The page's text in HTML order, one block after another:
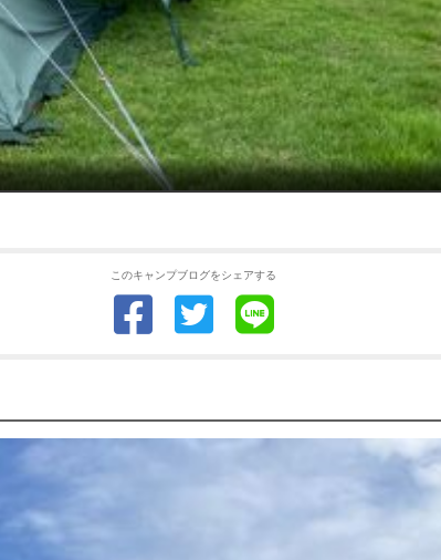
このキャンプブログをシェアする